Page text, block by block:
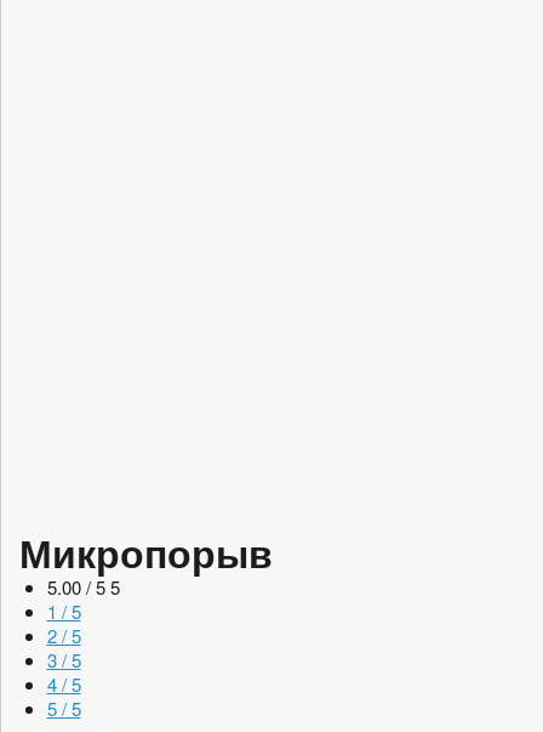
Микропорыв
5.00 / 5 5
1 / 5
2 / 5
3 / 5
4 / 5
5 / 5